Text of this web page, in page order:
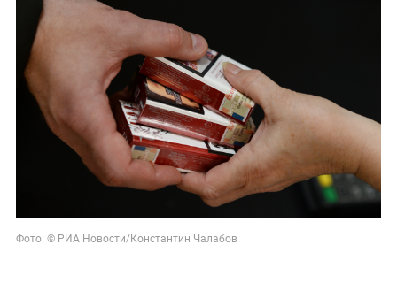
Фото: © РИА Новости/Константин Чалабов